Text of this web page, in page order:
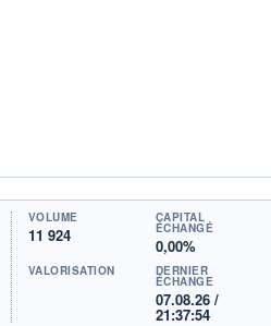
VOLUME
11 924
CAPITAL
ÉCHANGÉ
0,00%
VALORISATION DERNIER
ÉCHANGE
07.08.26 /
21:37:54